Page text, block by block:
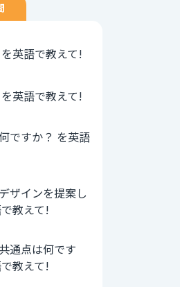
英語で教えて!
英語で教えて!
ですか？ を英語
ザインを提案し
教えて!
通点は何です
教えて!